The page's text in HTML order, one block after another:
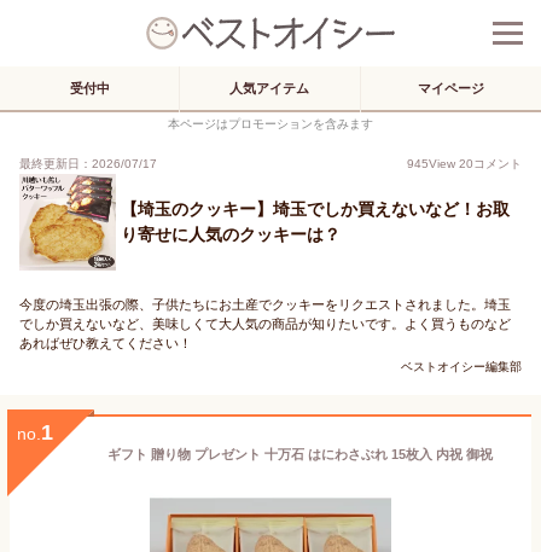
受付中 人気アイテム マイページ
本ページはプロモーションを含みます
最終更新日：2026/07/17 945View 20コメント
【埼玉のクッキー】埼玉でしか買えないなど！お取
り寄せに人気のクッキーは？
今度の埼玉出張の際、子供たちにお土産でクッキーをリクエストされました。埼玉
でしか買えないなど、美味しくて大人気の商品が知りたいです。よく買うものなど
あればぜひ教えてください！
ベストオイシー編集部
no. 1
ギフト 贈り物 プレゼント 十万石 はにわさぶれ 15枚入 内祝 御祝